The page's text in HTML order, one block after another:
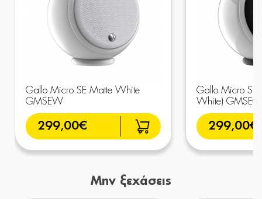
Gallo Micro SE Matte White
GMSEW
299,00€
Gallo Micro SE
White)
299,00€
Μην ξεχάσεις